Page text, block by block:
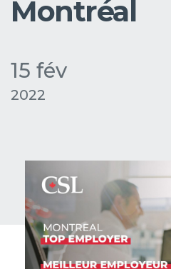
Montréal
15 fév
2022